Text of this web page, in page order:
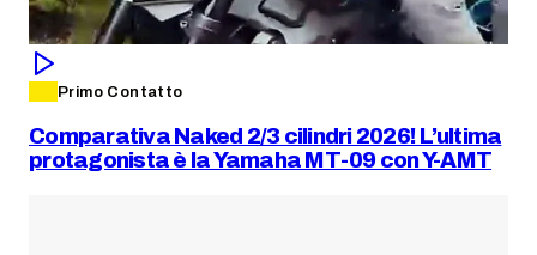
Primo Contatto
Comparativa Naked 2/3 cilindri 2026! L’ultima
protagonista è la Yamaha MT-09 con Y-AMT